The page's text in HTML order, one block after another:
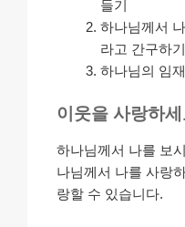
들기
하나님께서
라고 간구하기
하나님의 임
이웃을 사랑하
하나님께서 나를 보
나님께서 나를 사랑
랑할 수 있습니다.